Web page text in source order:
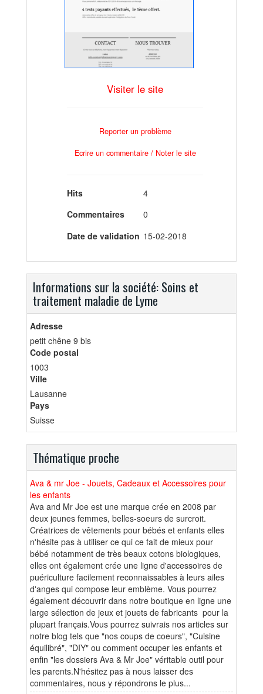
Visiter le site
Reporter un problème
Ecrire un commentaire / Noter le site
Hits
4
Commentaires
0
Date de validation 15-02-2018
Informations sur la société: Soins et
traitement maladie de Lyme
Adresse
petit chêne 9 bis
Code postal
1003
Ville
Lausanne
Pays
Suisse
Thématique proche
Ava & mr Joe - Jouets, Cadeaux et Accessoires pour
les enfants
Ava and Mr Joe est une marque crée en 2008 par
deux jeunes femmes, belles-soeurs de surcroit.
Créatrices de vêtements pour bébés et enfants elles
n'hésite pas à utiliser ce qui ce fait de mieux pour
bébé notamment de très beaux cotons biologiques,
elles ont également crée une ligne d'accessoires de
puériculture facilement reconnaissables à leurs ailes
d'anges qui compose leur emblème. Vous pourrez
également découvrir dans notre boutique en ligne une
large sélection de jeux et jouets de fabricants pour la
plupart français.Vous pourrez suivrais nos articles sur
notre blog tels que "nos coups de coeurs", "Cuisine
équilibré", "DIY" ou comment occuper les enfants et
enfin "les dossiers Ava & Mr Joe" véritable outil pour
les parents.N'hésitez pas à nous laisser des
commentaires, nous y répondrons le plus...